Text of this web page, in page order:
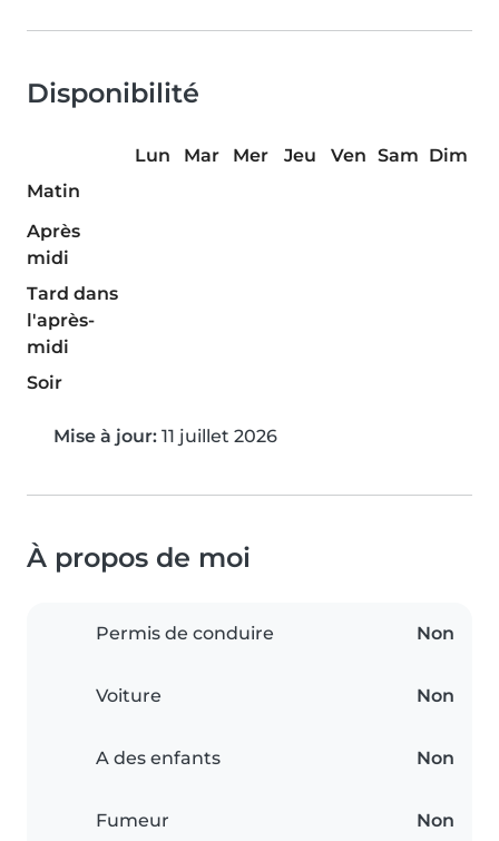
Disponibilité
Lun Mar Mer Jeu Ven Sam Dim
Matin
Après
midi
Tard dans
l'après-
midi
Soir
Mise à jour: 11 juillet 2026
À propos de moi
Permis de conduire Non
Voiture Non
A des enfants Non
Fumeur Non